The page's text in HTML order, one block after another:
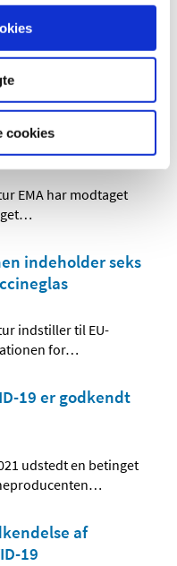
cookies
godkendt til brug.
over iværksat…
om
af vacciner
EMA har modtaget
…
indeholder seks
indstiller til EU-
for…
19 er godkendt
udstedt en betinget
…
af
19